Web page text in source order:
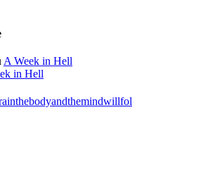
A Week in Hell
in Hell